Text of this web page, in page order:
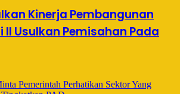
Kinerja Pembangunan
II Usulkan Pemisahan Pada